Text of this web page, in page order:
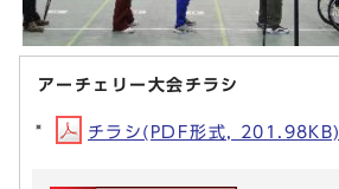
アーチェリー大会チラシ
チラシ(PDF形式, 201.98KB)